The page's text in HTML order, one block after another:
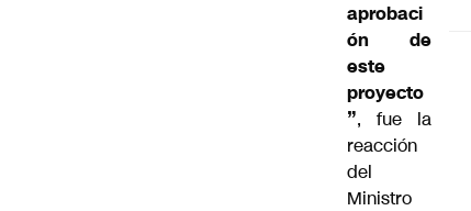
aprobaci
ón de
este
proyecto
”, fue la
reacción
del
Ministro